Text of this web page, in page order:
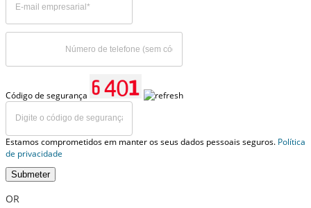
Código de segurança
Estamos comprometidos em manter os seus dados pessoais seguros. Política
de privacidade
Submeter
OR